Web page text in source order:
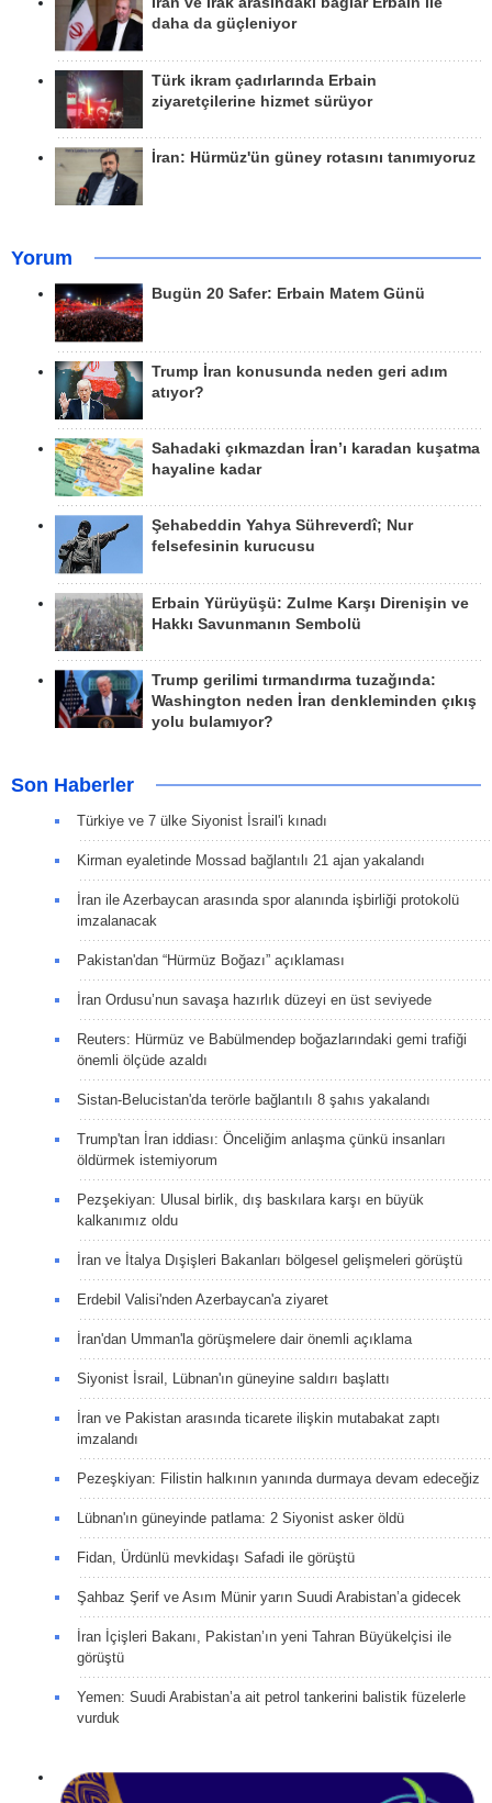
daha da güçleniyor
Türk ikram çadırlarında Erbain
ziyaretçilerine hizmet sürüyor
İran: Hürmüz'ün güney rotasını tanımıyoruz
Yorum
Bugün 20 Safer: Erbain Matem Günü
Trump İran konusunda neden geri adım
atıyor?
Sahadaki çıkmazdan İran’ı karadan kuşatma
hayaline kadar
Şehabeddin Yahya Sühreverdî; Nur
felsefesinin kurucusu
Erbain Yürüyüşü: Zulme Karşı Direnişin ve
Hakkı Savunmanın Sembolü
Trump gerilimi tırmandırma tuzağında:
Washington neden İran denkleminden çıkış
yolu bulamıyor?
Son Haberler
Türkiye ve 7 ülke Siyonist İsrail'i kınadı
Kirman eyaletinde Mossad bağlantılı 21 ajan yakalandı
İran ile Azerbaycan arasında spor alanında işbirliği protokolü
imzalanacak
Pakistan'dan “Hürmüz Boğazı” açıklaması
İran Ordusu’nun savaşa hazırlık düzeyi en üst seviyede
Reuters: Hürmüz ve Babülmendep boğazlarındaki gemi trafiği
önemli ölçüde azaldı
Sistan-Belucistan'da terörle bağlantılı 8 şahıs yakalandı
Trump'tan İran iddiası: Önceliğim anlaşma çünkü insanları
öldürmek istemiyorum
Pezşekiyan: Ulusal birlik, dış baskılara karşı en büyük
kalkanımız oldu
İran ve İtalya Dışişleri Bakanları bölgesel gelişmeleri görüştü
Erdebil Valisi'nden Azerbaycan'a ziyaret
İran'dan Umman'la görüşmelere dair önemli açıklama
Siyonist İsrail, Lübnan'ın güneyine saldırı başlattı
İran ve Pakistan arasında ticarete ilişkin mutabakat zaptı
imzalandı
Pezeşkiyan: Filistin halkının yanında durmaya devam edeceğiz
Lübnan'ın güneyinde patlama: 2 Siyonist asker öldü
Fidan, Ürdünlü mevkidaşı Safadi ile görüştü
Şahbaz Şerif ve Asım Münir yarın Suudi Arabistan’a gidecek
İran İçişleri Bakanı, Pakistan’ın yeni Tahran Büyükelçisi ile
görüştü
Yemen: Suudi Arabistan’a ait petrol tankerini balistik füzelerle
vurduk